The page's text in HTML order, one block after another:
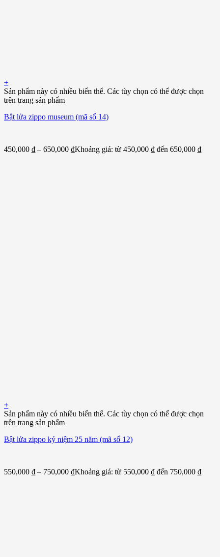
+
Sản phẩm này có nhiều biến thể. Các tùy chọn có thể được chọn
trên trang sản phẩm
Bật lửa zippo museum (mã số 14)
450,000 ₫ – 650,000 ₫Khoảng giá: từ 450,000 ₫ đến 650,000 ₫
+
Sản phẩm này có nhiều biến thể. Các tùy chọn có thể được chọn
trên trang sản phẩm
Bật lửa zippo kỷ niệm 25 năm (mã số 12)
550,000 ₫ – 750,000 ₫Khoảng giá: từ 550,000 ₫ đến 750,000 ₫